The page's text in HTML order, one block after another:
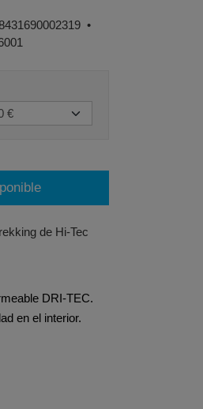
•
de Hi-Tec
DRI-TEC.
en el interior.